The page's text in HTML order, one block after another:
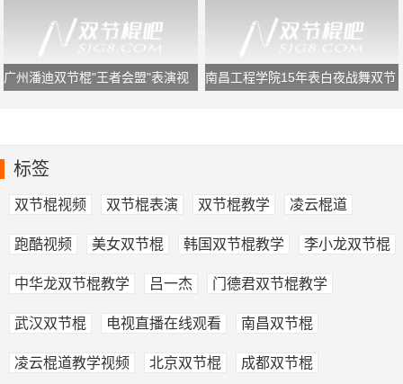
广州潘迪双节棍"王者会盟"表演视
南昌工程学院15年表白夜战舞双节
标签
双节棍视频 双节棍表演 双节棍教学 凌云棍道
跑酷视频 美女双节棍 韩国双节棍教学 李小龙双节棍
中华龙双节棍教学 吕一杰 门德君双节棍教学
武汉双节棍 电视直播在线观看 南昌双节棍
凌云棍道教学视频 北京双节棍 成都双节棍